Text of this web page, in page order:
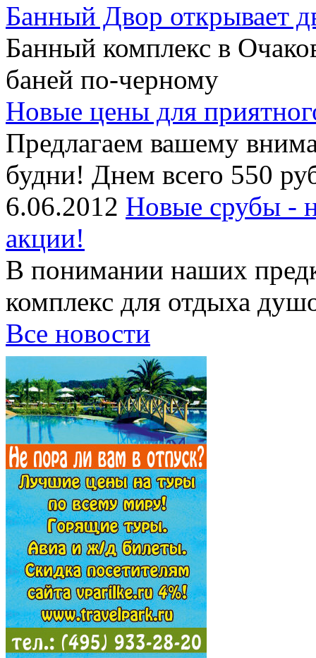
Банный Двор открывает
Банный комплекс в
баней по-черному
Новые цены для
Предлагаем вашему
будни! Днем всего 550
6.06.2012 Новые срубы -
акции!
В понимании наших
комплекс для отдыха
Все новости